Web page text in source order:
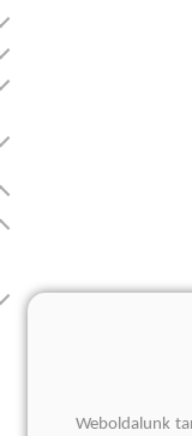
Weboldalunk